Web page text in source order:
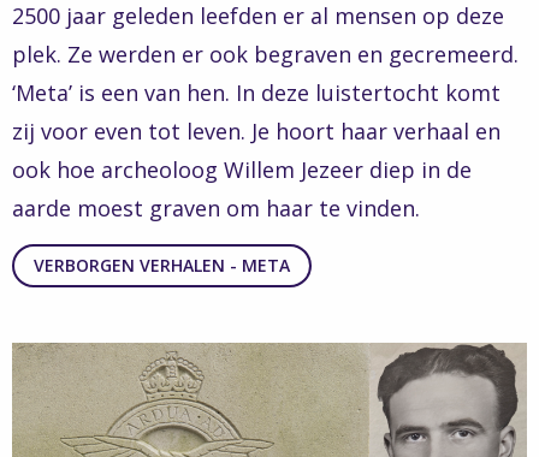
2500 jaar geleden leefden er al mensen op deze
plek. Ze werden er ook begraven en gecremeerd.
‘Meta’ is een van hen. In deze luistertocht komt
zij voor even tot leven. Je hoort haar verhaal en
ook hoe archeoloog Willem Jezeer diep in de
aarde moest graven om haar te vinden.
VERBORGEN VERHALEN - META
Read
more
about
Verborgen